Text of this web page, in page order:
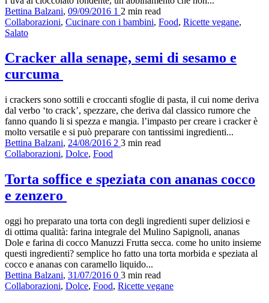
Bettina Balzani, 09/09/2016 1 2 min read
Collaborazioni, Cucinare con i bambini, Food, Ricette vegane,
Salato
Cracker alla senape, semi di sesamo e
curcuma
i crackers sono sottili e croccanti sfoglie di pasta, il cui nome deriva
dal verbo ‘to crack’, spezzare, che deriva dal classico rumore che
fanno quando li si spezza e mangia. l’impasto per creare i cracker è
molto versatile e si può preparare con tantissimi ingredienti...
Bettina Balzani, 24/08/2016 2 3 min read
Collaborazioni, Dolce, Food
Torta soffice e speziata con ananas cocco
e zenzero
oggi ho preparato una torta con degli ingredienti super deliziosi e
di ottima qualità: farina integrale del Mulino Sapignoli, ananas
Dole e farina di cocco Manuzzi Frutta secca. come ho unito insieme
questi ingredienti? semplice ho fatto una torta morbida e speziata al
cocco e ananas con caramello liquido...
Bettina Balzani, 31/07/2016 0 3 min read
Collaborazioni, Dolce, Food, Ricette vegane